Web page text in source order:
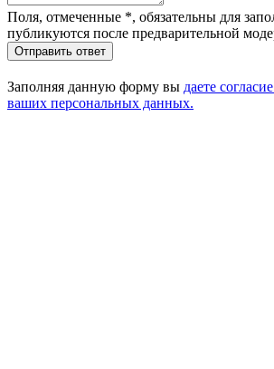
Поля, отмеченные *, обязательны для
публикуются после предварительной
Отправить ответ
Заполняя данную форму вы даете
ваших персональных данных.